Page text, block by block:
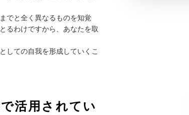
でと全く異なるものを知覚
るわけですから、あなたを取
しての自我を形成していくこ
活用されてい